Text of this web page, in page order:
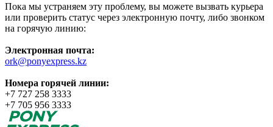
Пока мы устраняем эту проблему, вы можете вызвать курьера
или проверить статус через электронную почту, либо звонком
на горячую линию:
Электронная почта:
ork@ponyexpress.kz
Номера горячей линии:
+7 727 258 3333
+7 705 956 3333